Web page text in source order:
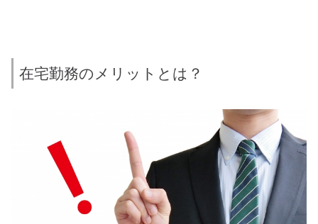
在宅勤務のメリットとは？